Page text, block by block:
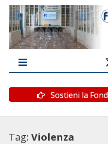
Sostieni la
Tag: Violenza